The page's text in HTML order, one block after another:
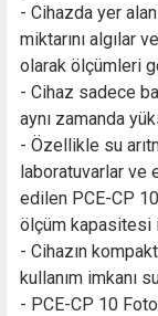
- Cihazda yer
miktarını algılar
olarak ölçümleri
- Cihaz sadece
aynı zamanda
- Özellikle su
laboratuvarlar ve
edilen PCE-CP
ölçüm kapasitesi
- Cihazın
kullanım imkanı
- PCE-CP 10